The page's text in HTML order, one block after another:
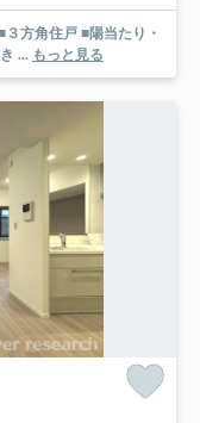
方角住戸 ■陽当たり・
... もっと見る